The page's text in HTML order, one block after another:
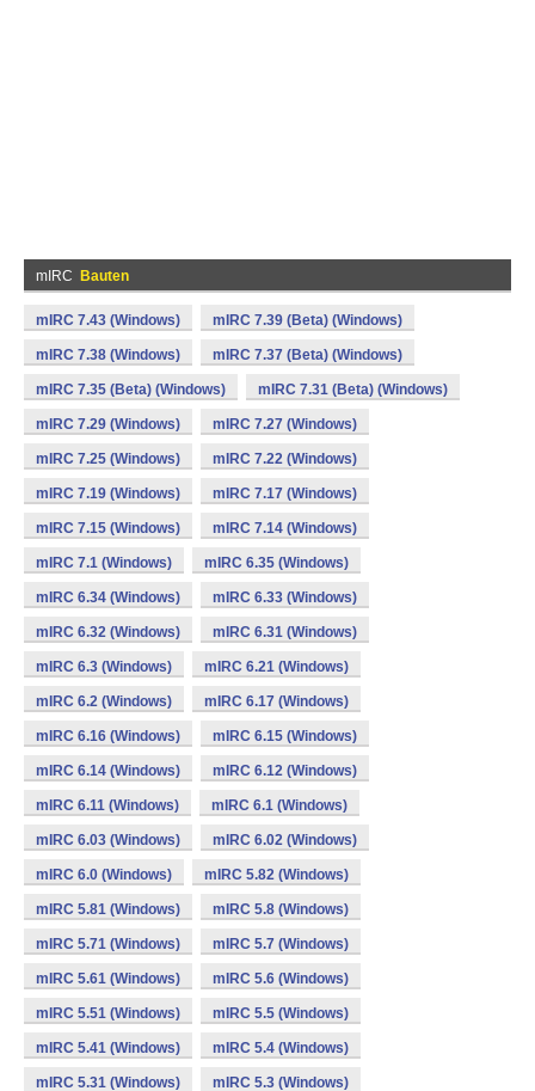
mIRC Bauten
mIRC 7.43 (Windows) mIRC 7.39 (Beta) (Windows)
mIRC 7.38 (Windows) mIRC 7.37 (Beta) (Windows)
mIRC 7.35 (Beta) (Windows) mIRC 7.31 (Beta) (Windows)
mIRC 7.29 (Windows) mIRC 7.27 (Windows)
mIRC 7.25 (Windows) mIRC 7.22 (Windows)
mIRC 7.19 (Windows) mIRC 7.17 (Windows)
mIRC 7.15 (Windows) mIRC 7.14 (Windows)
mIRC 7.1 (Windows) mIRC 6.35 (Windows)
mIRC 6.34 (Windows) mIRC 6.33 (Windows)
mIRC 6.32 (Windows) mIRC 6.31 (Windows)
mIRC 6.3 (Windows) mIRC 6.21 (Windows)
mIRC 6.2 (Windows) mIRC 6.17 (Windows)
mIRC 6.16 (Windows) mIRC 6.15 (Windows)
mIRC 6.14 (Windows) mIRC 6.12 (Windows)
mIRC 6.11 (Windows) mIRC 6.1 (Windows)
mIRC 6.03 (Windows) mIRC 6.02 (Windows)
mIRC 6.0 (Windows) mIRC 5.82 (Windows)
mIRC 5.81 (Windows) mIRC 5.8 (Windows)
mIRC 5.71 (Windows) mIRC 5.7 (Windows)
mIRC 5.61 (Windows) mIRC 5.6 (Windows)
mIRC 5.51 (Windows) mIRC 5.5 (Windows)
mIRC 5.41 (Windows) mIRC 5.4 (Windows)
mIRC 5.31 (Windows) mIRC 5.3 (Windows)